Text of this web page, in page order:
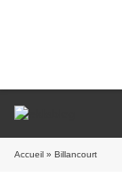
Accueil » Billancourt